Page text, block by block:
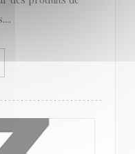
UNE NOUVELLE FENÊTRE))